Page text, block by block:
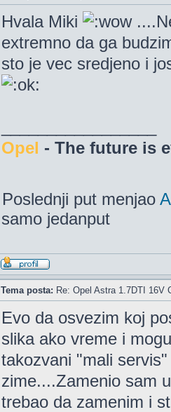
Hvala Miki
extremno da ga
sto je vec sredjeno i
Opel - The future is
Poslednji put menjao
samo jedanput
Tema posta: Re: Opel Astra 1.7DTI 16V
Evo da osvezim koj
slika ako vreme i
takozvani "mali
zime....Zamenio sam
trebao da zamenim i